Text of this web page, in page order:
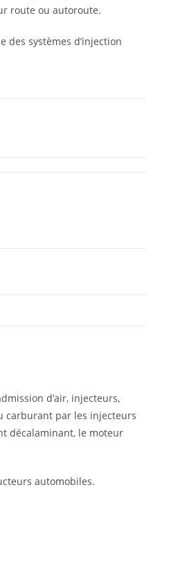
route ou autoroute.
des systèmes d’injection
d’air, injecteurs,
carburant par les injecteurs
décalaminant, le moteur
automobiles.